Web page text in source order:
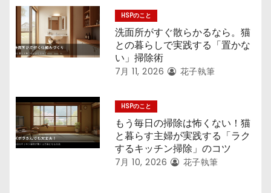
HSPのこと
洗面所がすぐ散らかるなら。猫
との暮らしで実践する「置かな
い」掃除術
7月 11, 2026 花子執筆
HSPのこと
もう毎日の掃除は怖くない！猫
と暮らす主婦が実践する「ラク
するキッチン掃除」のコツ
7月 10, 2026 花子執筆